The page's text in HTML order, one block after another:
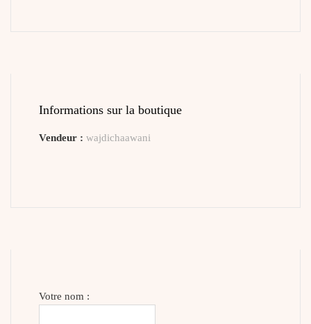
Informations sur la boutique
Vendeur : wajdichaawani
Votre nom :